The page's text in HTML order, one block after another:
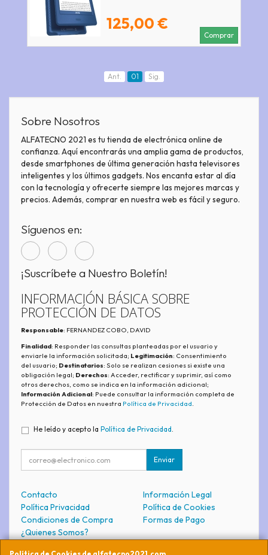
125,00 €
Comprar
Ant. 01 Sig.
Política de Cookies de alfatecno2021.com
Sobre Nosotros
ALFATECNO 2021 es tu tienda de electrónica online de
confianza. Aquí encontrarás una amplia gama de productos,
desde smartphones de última generación hasta televisores
inteligentes y los últimos gadgets. Nos encanta estar al día
con la tecnología y ofrecerte siempre las mejores marcas y
precios. Además, comprar en nuestra web es fácil y seguro.
Síguenos en:
¡Suscríbete a Nuestro Boletín!
INFORMACIÓN BÁSICA SOBRE
PROTECCIÓN DE DATOS
Responsable: FERNANDEZ COBO, DAVID
Finalidad: Responder las consultas planteadas por el usuario y
enviarle la información solicitada; Legitimación: Consentimiento
del usuario; Destinatarios: Solo se realizan cesiones si existe una
obligación legal; Derechos: Acceder, rectificar y suprimir, así como
otros derechos, como se indica en la información adicional;
Información Adicional: Puede consultar la información completa de
Protección de Datos en nuestra Política de Privacidad
He leído y acepto la Política de Privacidad.
Enviar
Contacto
Información Legal
Política Privacidad
Política de Cookies
Condiciones de Compra
Formas de Pago
¿Quienes Somos?